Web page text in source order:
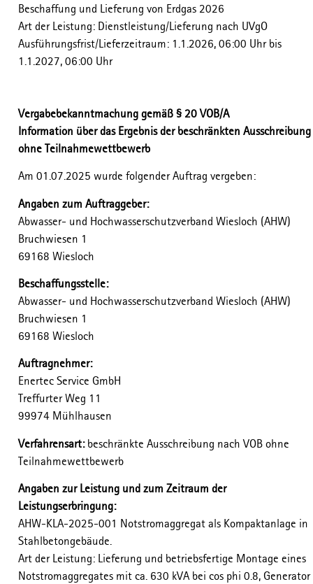
Beschaffung und Lieferung von Erdgas 2026
Art der Leistung: Dienstleistung/Lieferung nach UVgO
Ausführungsfrist/Lieferzeitraum: 1.1.2026, 06:00 Uhr bis
1.1.2027, 06:00 Uhr
Vergabebekanntmachung gemäß § 20 VOB/A
Information über das Ergebnis der beschränkten Ausschreibung
ohne Teilnahmewettbewerb
Am 01.07.2025 wurde folgender Auftrag vergeben:
Angaben zum Auftraggeber:
Abwasser- und Hochwasserschutzverband Wiesloch (AHW)
Bruchwiesen 1
69168 Wiesloch
Beschaffungsstelle:
Abwasser- und Hochwasserschutzverband Wiesloch (AHW)
Bruchwiesen 1
69168 Wiesloch
Auftragnehmer:
Enertec Service GmbH
Treffurter Weg 11
99974 Mühlhausen
Verfahrensart:beschränkte Ausschreibung nach VOB ohne
Teilnahmewettbewerb
Angaben zur Leistung und zum Zeitraum der
Leistungserbringung:
AHW-KLA-2025-001 Notstromaggregat als Kompaktanlage in
Stahlbetongebäude.
Art der Leistung: Lieferung und betriebsfertige Montage eines
Notstromaggregates mit ca. 630 kVA bei cos phi 0.8, Generator